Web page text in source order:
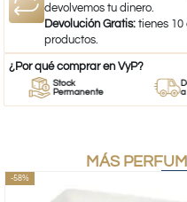
devolvemos tu dinero.
Devolución Gratis: tienes
productos.
¿Por qué comprar en VyP?
Stock
Permanente
a
MÁS
-58%